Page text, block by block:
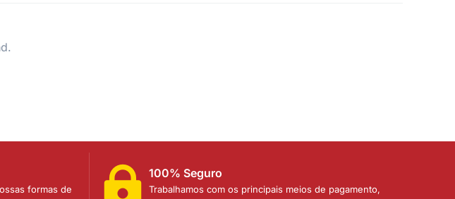
formas de
100% Seguro
Trabalhamos com os principais meios de pagamento,